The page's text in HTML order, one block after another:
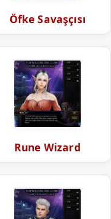
Öfke Savaşçısı
Rune Wizard